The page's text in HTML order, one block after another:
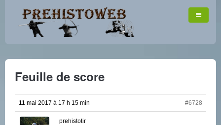
Feuille de score
11 mai 2017 à 17 h 15 min #6728
prehistotir